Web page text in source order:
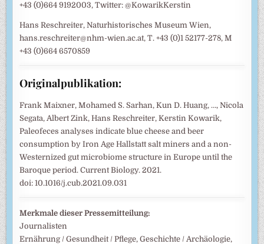
+43 (0)664 9192003, Twitter: @KowarikKerstin
Hans Reschreiter, Naturhistorisches Museum Wien,
hans.reschreiter@nhm-wien.ac.at, T. +43 (0)1 52177-278, M
+43 (0)664 6570859
Originalpublikation:
Frank Maixner, Mohamed S. Sarhan, Kun D. Huang, …, Nicola
Segata, Albert Zink, Hans Reschreiter, Kerstin Kowarik,
Paleofeces analyses indicate blue cheese and beer
consumption by Iron Age Hallstatt salt miners and a non-
Westernized gut microbiome structure in Europe until the
Baroque period. Current Biology. 2021.
doi: 10.1016/j.cub.2021.09.031
Merkmale dieser Pressemitteilung:
Journalisten
Ernährung / Gesundheit / Pflege, Geschichte / Archäologie,